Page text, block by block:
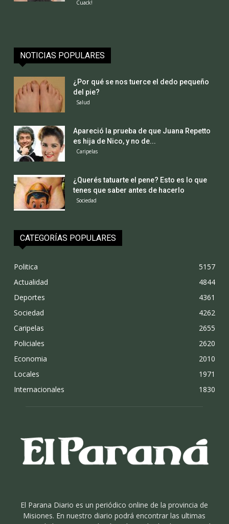
Cuack!
NOTICIAS POPULARES
¿Por qué se nos tuerce el dedo pequeño
del pie?
Salud
Apareció la prueba de que Juana Repetto
es hija de Nico, y no de...
Caripelas
¿Querés tatuarte el pene? Esto es lo que
tenes que saber antes de hacerlo
Sociedad
CATEGORÍAS POPULARES
Politica
5157
Actualidad
4844
Deportes
4361
Sociedad
4262
Caripelas
2655
Policiales
2620
Economia
2010
Locales
1971
Internacionales
1830
El Parana Diario es un periódico online de la provincia de
Misiones. En nuestro diario podrá encontrar las ultimas